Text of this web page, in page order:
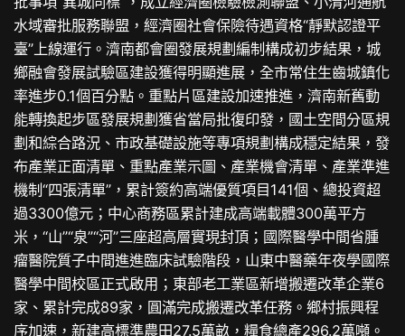
水域審批服務聯盟，經濟圈社會保險待遇資格“靜默認證平
臺”上線運行。濟南都會圈發展規劃編制構成初步結果，城
鄉融會發展試驗區建設獲得明顯進展，全市常住生齒城鎮化
率進步0.1個百分點。重點片區建設加速推進，濟南新舊動
能轉換起步區發展規劃獲省當局批復印發，國土空間分區規
劃和綜合路況、市政基礎設施等專項規劃構成穩定結果，發
布產業正面清單、重點產業示圖、產業機會清單、產業準進
機制“四張清單”，累計簽約高端優質項目141個、總投資超
過3300億元；中心商務區累計建成高端載體300萬平方
米，“山”“泉”“河”三座超高層實現封頂；國際醫學中間省腫
瘤醫院質子中間進進臨床試驗階段，山東中醫藥年夜學國際
醫學中間校區正式啟用；東部老工業區新增搬遷改革企業6
家、累計完成89家，圓滿完成搬遷改革任務。鄉村振興程
序加速，新建高標準農田27.5萬畝，糧食總產296.2萬噸。